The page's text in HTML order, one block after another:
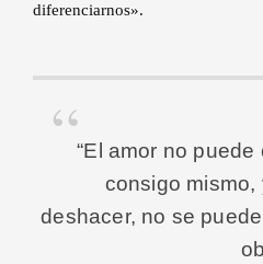
diferenciarnos».
“El amor no
consigo
deshacer, no se